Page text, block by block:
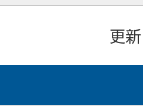
更